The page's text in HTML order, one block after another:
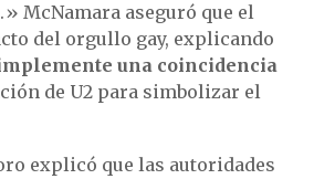
McNamara aseguró que el
del orgullo gay, explicando
una coincidencia
de U2 para simbolizar el
explicó que las autoridades